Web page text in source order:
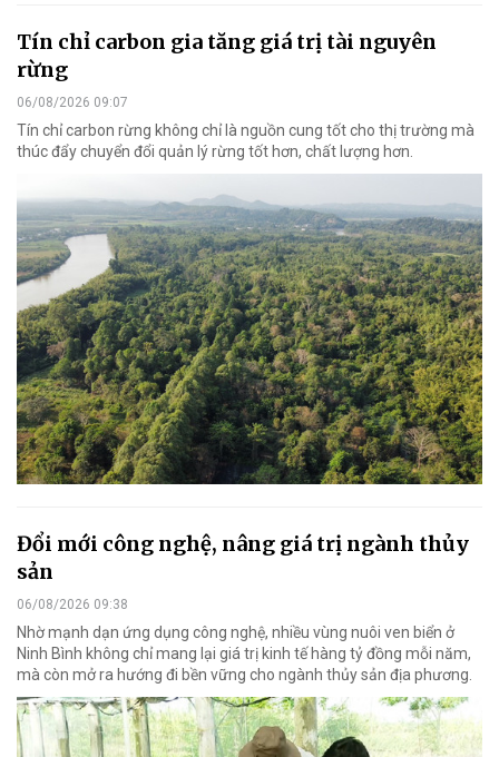
Tín chỉ carbon gia tăng giá trị tài nguyên
rừng
06/08/2026 09:07
Tín chỉ carbon rừng không chỉ là nguồn cung tốt cho thị trường mà
thúc đẩy chuyển đổi quản lý rừng tốt hơn, chất lượng hơn.
Đổi mới công nghệ, nâng giá trị ngành thủy
sản
06/08/2026 09:38
Nhờ mạnh dạn ứng dụng công nghệ, nhiều vùng nuôi ven biển ở
Ninh Bình không chỉ mang lại giá trị kinh tế hàng tỷ đồng mỗi năm,
mà còn mở ra hướng đi bền vững cho ngành thủy sản địa phương.